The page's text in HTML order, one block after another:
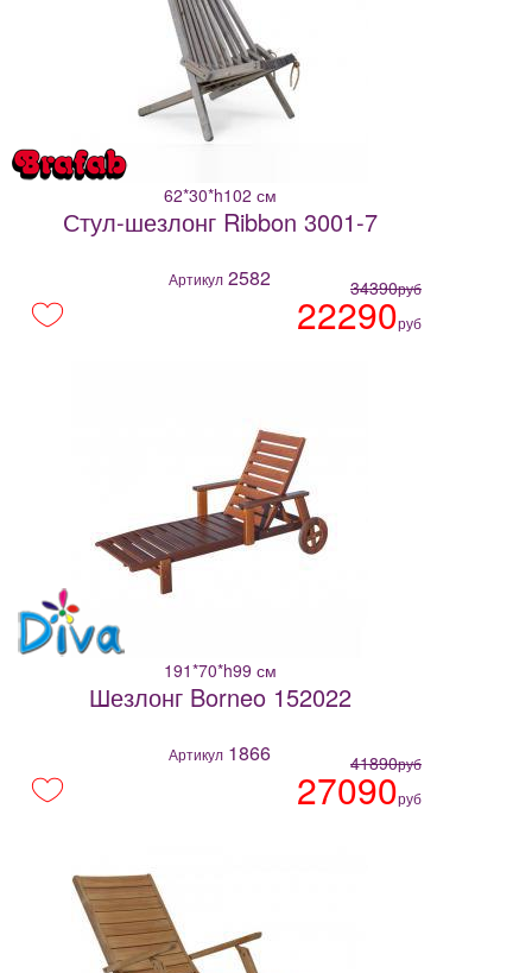
62*30*h102 см
Стул-шезлонг Ribbon 3001-7
Артикул 2582 34390руб
22290руб
191*70*h99 см
Шезлонг Borneo 152022
Артикул 1866 41890руб
27090руб